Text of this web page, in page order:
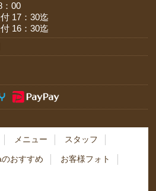
：00
17：30迄
16：30迄
メニュー スタッフ
のおすすめ お客様フォト